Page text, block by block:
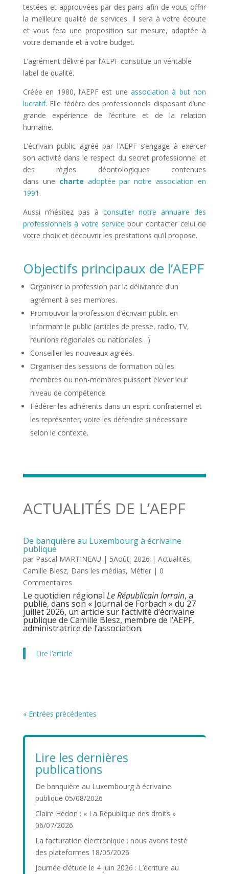
testées et approuvées par des pairs afin de vous offrir
la meilleure qualité de services. Il sera à votre écoute
et vous fera une proposition sur mesure, adaptée à
votre demande et à votre budget.
L’agrément délivré par l’AEPF constitue un véritable
label de qualité.
Créée en 1980, l’AEPF est uneassociation à but non
lucratif. Elle fédère des professionnels disposant d’une
grande expérience de l’écriture et de la relation
humaine.
L’écrivain public agréé par l’AEPF s’engage à exercer
son activité dans le respect du secret professionnel et
des règles déontologiques contenues
dans une charte adoptée par notre association en
1991 .
Aussi n’hésitez pas àconsulter notre annuaire des
professionnels à votre service pour contacter celui de
votre choix et découvrir les prestations qu’il propose.
Objectifs principaux de l’AEPF
Organiser la profession par la délivrance d’un
agrément à ses membres.
Promouvoir la profession d’écrivain public en
informant le public (articles de presse, radio, TV,
réunions régionales ou nationales…)
Conseiller les nouveaux agréés.
Organiser des sessions de formation où les
membres ou non-membres puissent élever leur
niveau de compétence.
Fédérer les adhérents dans un esprit confraternel et
les représenter, voire les défendre si nécessaire
selon le contexte.
ACTUALITÉS DE L’AEPF
De banquière au Luxembourg à écrivaine
publique
par Pascal MARTINEAU | 5Août, 2026 | Actualités,
Camille Blesz, Dans les médias, Métier| 0
Commentaires
Le quotidien régional Le Républicain lorrain, a
publié, dans son « Journal de Forbach » du 27
juillet 2026, un article sur l’activité d’écrivaine
publique de Camille Blesz, membre de l’AEPF,
administratrice de l’association.
Lire l’article
« Entrées précédentes
Lire les dernières
publications
De banquière au Luxembourg à écrivaine
publique 05/08/2026
Claire Hédon : « La République des droits »
06/07/2026
La facturation électronique : nous avons testé
des plateformes 18/05/2026
Journée d’étude le 4 juin 2026 : L’écriture au